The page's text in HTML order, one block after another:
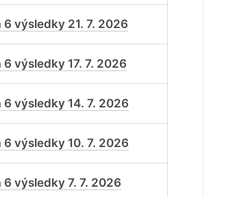
6 výsledky 21. 7. 2026
6 výsledky 17. 7. 2026
6 výsledky 14. 7. 2026
6 výsledky 10. 7. 2026
6 výsledky 7. 7. 2026